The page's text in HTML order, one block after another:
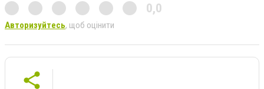
0,0
Авторизуйтесь, щоб оцінити